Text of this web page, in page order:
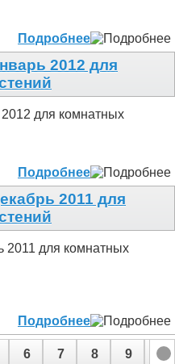
Подробнее
2012 для
для комнатных
Подробнее
2011 для
2011 для комнатных
Подробнее
6 7 8 9 10